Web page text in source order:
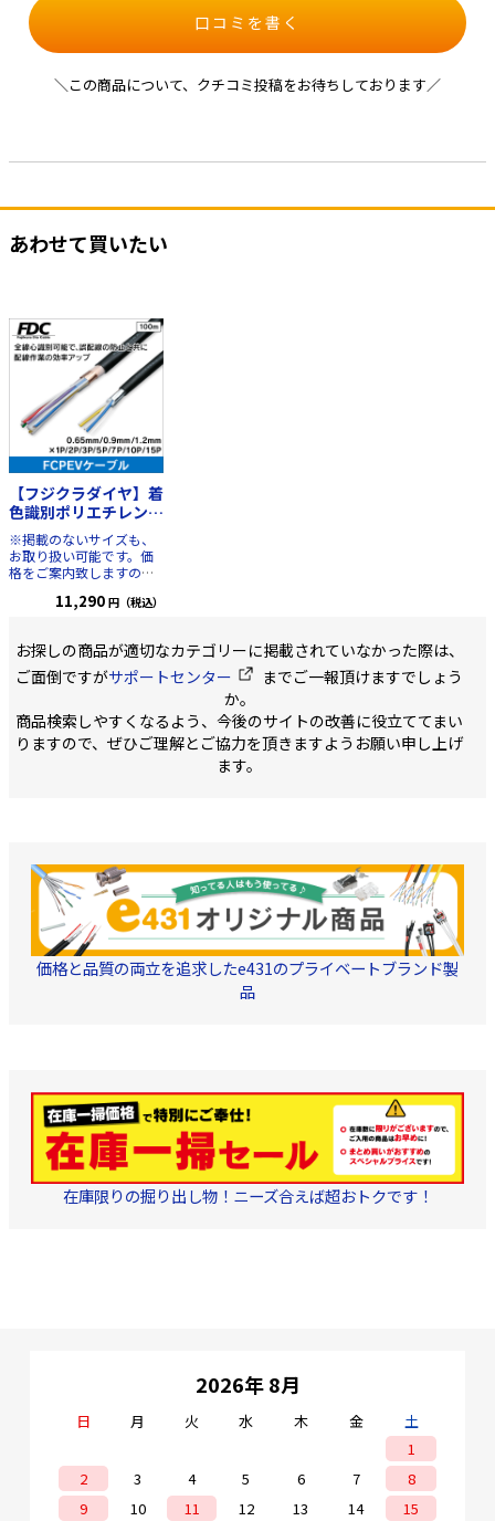
口コミを書く
＼この商品について、クチコミ投稿をお待ちしております／
あわせて買いたい
【フジクラダイヤ】着
色識別ポリエチレン絶
縁ビニルシースケーブ
ル
FCPEV（0.9mm×1P）
0.9mm×1P
※掲載のないサイズも、
お取り扱い可能です。価
格をご案内致しますの
せください
100m以上の場合は10ｍ
ていただきますので、詳
さい
【特長】 ●日本
電線工業会規格（JCS
質※は規制値以下です。
※対象物質：鉛、六価ク
ロム、水銀、カドミウ
ム、PBB類、PBDE類、
DEHP、BBP、DBP、
DIBP ①全線心識別 絶縁
体の色と組み合せによる
標準としております。標
準しゃへいは、アルミ箔
張り付けポリエステルテ
ープとドレインワイヤの
組み合せとなっており、
接地作業が容易です。標
準しゃへいの他に、銅テ
ープしゃへいも製作可能
長さ：100m
11,290 円（税込）
お探しの商品が適切なカテゴリーに掲載されていなかった際は、
ご面倒ですがサポートセンター
までご一報頂けますでしょう
か。
商品検索しやすくなるよう、今後のサイトの改善に役立ててまい
りますので、ぜひご理解とご協力を頂きますようお願い申し上げ
ます。
価格と品質の両立を追求したe431のプライベートブランド製
品
在庫限りの掘り出し物！ニーズ合えば超おトクです！
2026年 8月
日 月 火 水 木 金
土
1
2
3 4 5 6 7
8
9
10 11 12 13 14
15